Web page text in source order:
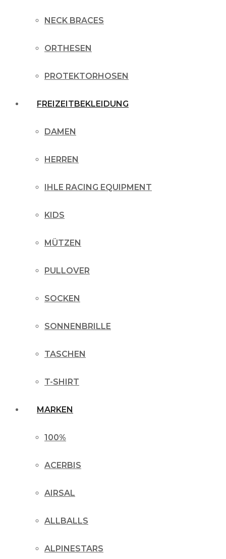
NECK BRACES
ORTHESEN
PROTEKTORHOSEN
FREIZEITBEKLEIDUNG
DAMEN
HERREN
IHLE RACING EQUIPMENT
KIDS
MÜTZEN
PULLOVER
SOCKEN
SONNENBRILLE
TASCHEN
T-SHIRT
MARKEN
100%
ACERBIS
AIRSAL
ALLBALLS
ALPINESTARS